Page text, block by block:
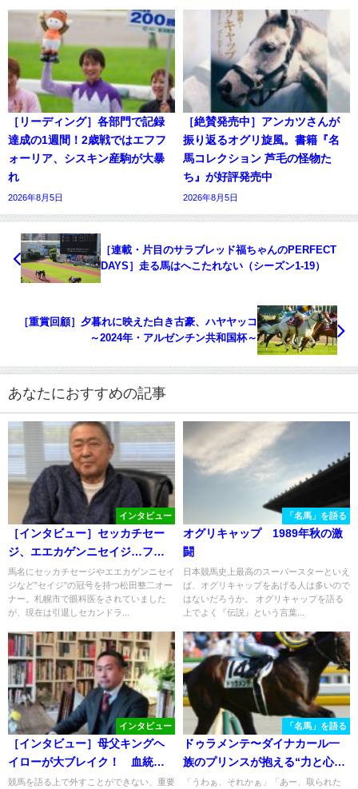
［リーディング］各部門で記録
達成の1週間！2歳戦ではエフフ
ォーリア、シスキン産駒が大暴
れ
2026年8月5日
［絶賛発売中］アンカツさんが
振り返るオグリ旋風。書籍『名
馬コレクション 芦毛の怪物た
ち』が好評発売中
2026年8月5日
［連載・片目のサラブレッド福ちゃんのPERFECT
DAYS］走る馬はへこたれない（シーズン1-19）
［重賞回顧］夕暮れに映えた白き古豪、ハヤヤッコ
～2024年・アルゼンチン共和国杯～
あなたにおすすめの記事
インタビュー
［インタビュー］セッカチセー
ジ、エエカゲンニセイジ…ファ
ンに愛された馬たちに囲まれた
松田整二オーナーが語る、我が
競馬人生。
馬名にセッカチセージやエエカゲンニセイ
ジなど”セイジ”の冠号を持つ松田整二オー
ナー。札幌市で眼科医をされていました
が、現在は引退しセカンドラ...
「名馬」を語る
オグリキャップ 1989年秋の激
闘
日本競馬史上最高のスーパースターといえ
ば、オグリキャップをあげる人は多いので
はないだろうか。 オグリキャップを語る
上でよく『伝説』という言葉...
インタビュー
［インタビュー］母父キングヘ
イローが大ブレイク！ 血統評
論家・栗山求氏の考える「ブレ
競馬を語る上で外すことができない、重要
「名馬」を語る
ドゥラメンテ〜ダイナカール一
族のプリンスが抱える“力と心と
強運”〜
「うわぁ、それかぁ」「あー、取られた